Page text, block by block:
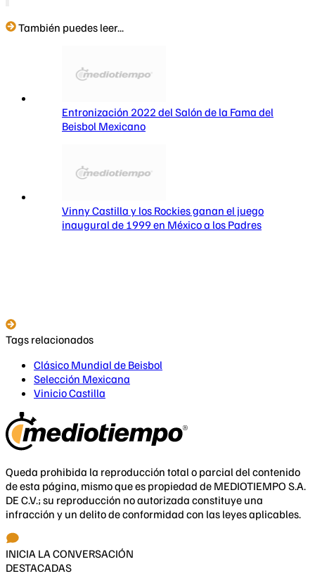
También puedes leer...
Entronización 2022 del Salón de la Fama del
Beisbol Mexicano
Vinny Castilla y los Rockies ganan el juego
inaugural de 1999 en México a los Padres
Tags relacionados
Clásico Mundial de Beisbol
Selección Mexicana
Vinicio Castilla
Queda prohibida la reproducción total o parcial del contenido
de esta página, mismo que es propiedad de MEDIOTIEMPO S.A.
DE C.V.; su reproducción no autorizada constituye una
infracción y un delito de conformidad con las leyes aplicables.
INICIA LA CONVERSACIÓN
DESTACADAS